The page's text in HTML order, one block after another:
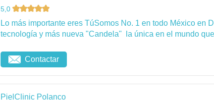
5,0
Lo más importante eres TúSomos No. 1 en todo México en
tecnología y más nueva "Candela" la única en el mundo
Contactar
PielClinic Polanco